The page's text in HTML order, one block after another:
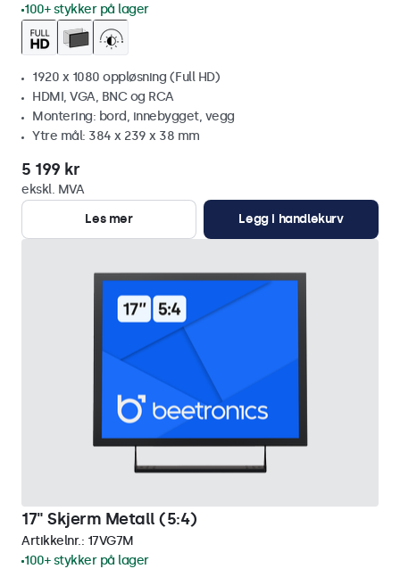
100+ stykker på lager
1920 x 1080 oppløsning (Full HD)
HDMI, VGA, BNC og RCA
Montering: bord, innebygget, vegg
Ytre mål: 384 x 239 x 38 mm
5 199 kr
ekskl. MVA
Les mer
Legg i handlekurv
17" Skjerm Metall (5:4)
Artikkelnr.: 17VG7M
100+ stykker på lager